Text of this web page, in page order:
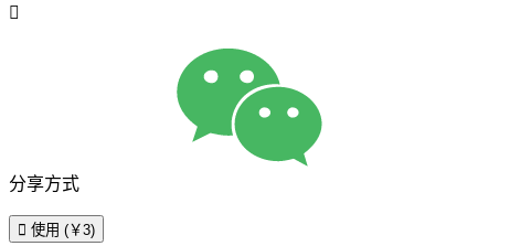

分享方式
 使用 (￥3)